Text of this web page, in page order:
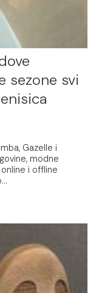
sezone svi
Gazelle i
modne
i offline